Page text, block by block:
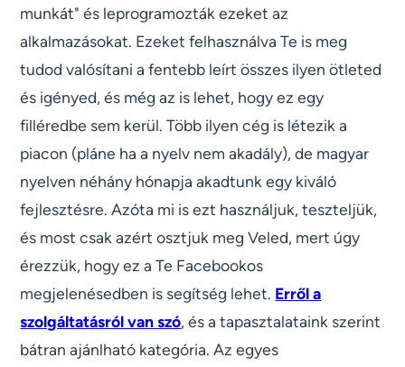
munkát" és leprogramozták ezeket az
alkalmazásokat. Ezeket felhasználva Te is meg
tudod valósítani a fentebb leírt összes ilyen ötleted
és igényed, és még az is lehet, hogy ez egy
filléredbe sem kerül. Több ilyen cég is létezik a
piacon (pláne ha a nyelv nem akadály), de magyar
nyelven néhány hónapja akadtunk egy kiváló
fejlesztésre. Azóta mi is ezt használjuk, teszteljük,
és most csak azért osztjuk meg Veled, mert úgy
érezzük, hogy ez a Te Facebookos
megjelenésedben is segítség lehet. Erről a
szolgáltatásról van szó, és a tapasztalataink szerint
bátran ajánlható kategória. Az egyes